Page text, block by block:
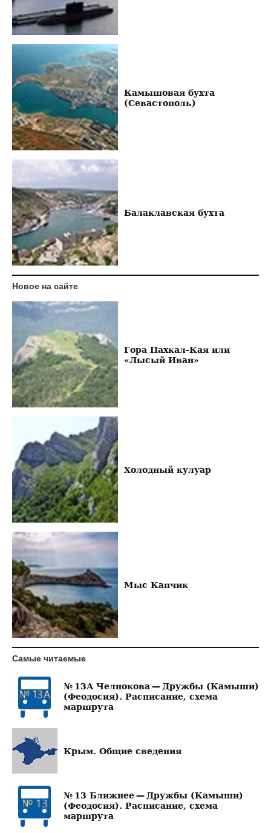
Камышовая бухта
(Севастополь)
Балаклавская бухта
Новое на сайте
Гора Пахкал-Кая или
«Лысый Иван»
Холодный кулуар
Мыс Капчик
Самые читаемые
№ 13А Челнокова — Дружбы (Камыши)
(Феодосия). Расписание, схема
маршрута
Крым. Общие сведения
№ 13 Ближнее — Дружбы (Камыши)
(Феодосия). Расписание, схема
маршрута